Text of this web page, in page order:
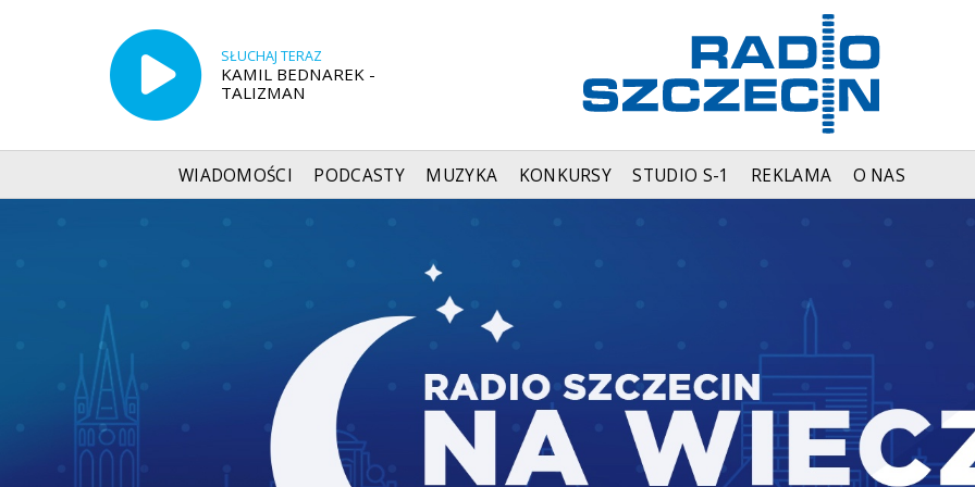
SŁUCHAJ TERAZ
KAMIL BEDNAREK -
TALIZMAN
WIADOMOŚCI PODCASTY MUZYKA KONKURSY STUDIO S-1 REKLAMA O NAS